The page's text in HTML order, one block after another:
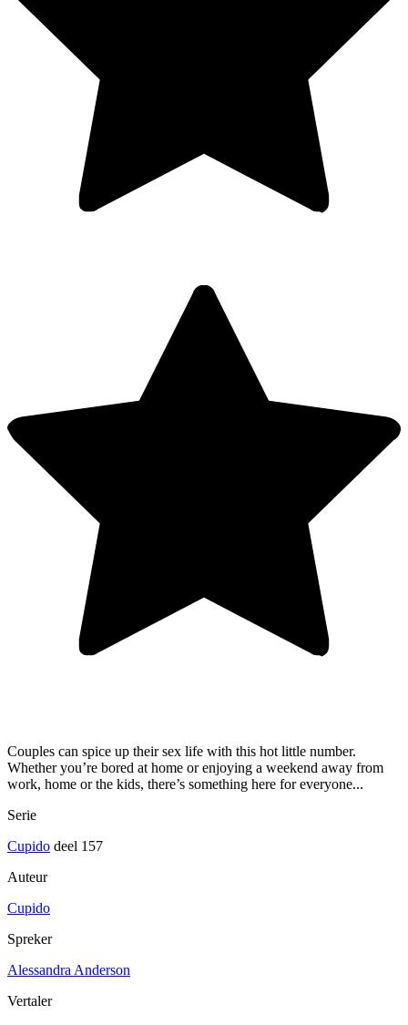
Couples can spice up their sex life with this hot little number.
Whether you’re bored at home or enjoying a weekend away from
work, home or the kids, there’s something here for everyone...
Serie
Cupido deel 157
Auteur
Cupido
Spreker
Alessandra Anderson
Vertaler